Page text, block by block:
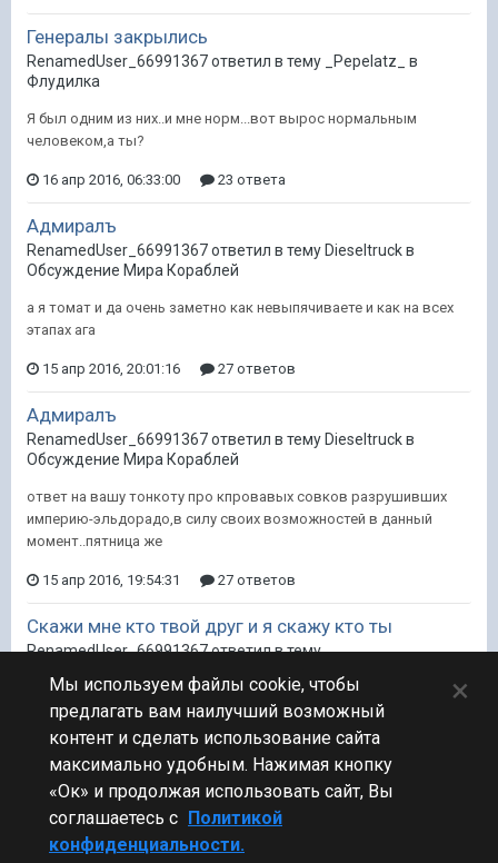
Генералы закрылись
RenamedUser_66991367 ответил в тему _Pepelatz_ в
Флудилка
Я был одним из них..и мне норм...вот вырос нормальным
человеком,а ты?
16 апр 2016, 06:33:00 23 ответа
Адмиралъ
RenamedUser_66991367 ответил в тему Dieseltruck в
Обсуждение Мира Кораблей
а я томат и да очень заметно как невыпячиваете и как на всех
этапах ага
15 апр 2016, 20:01:16 27 ответов
Адмиралъ
RenamedUser_66991367 ответил в тему Dieseltruck в
Обсуждение Мира Кораблей
ответ на вашу тонкоту про кпровавых совков разрушивших
империю-эльдорадо,в силу своих возможностей в данный
момент..пятница же
15 апр 2016, 19:54:31 27 ответов
Скажи мне кто твой друг и я скажу кто ты
RenamedUser_66991367 ответил в тему
Делай загран парспорт,в понедельник выезжаем
15 апр 2016, 17:26:23 21 ответ
Стиль
Мы используем файлы cookie, чтобы
предлагать вам наилучший возможный
контент и сделать использование сайта
максимально удобным. Нажимая кнопку
«Ок» и продолжая использовать сайт, Вы
соглашаетесь с Политикой
конфиденциальности.
×